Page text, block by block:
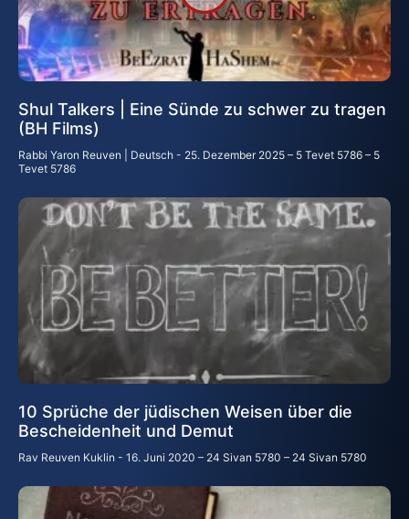
Shul Talkers | Eine Sünde zu schwer zu tragen
(BH Films)
Rabbi Yaron Reuven | Deutsch
25. Dezember 2025 – 5 Tevet 5786 – 5
Tevet 5786
10 Sprüche der jüdischen Weisen über die
Bescheidenheit und Demut
Rav Reuven Kuklin 16. Juni 2020 – 24 Sivan 5780 – 24 Sivan 5780